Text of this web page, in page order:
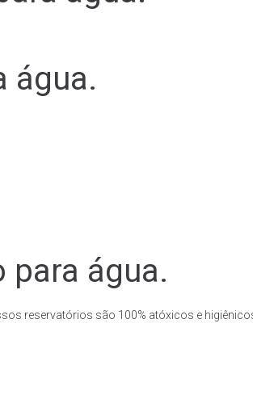
água.
para água.
reservatórios são 100% atóxicos e